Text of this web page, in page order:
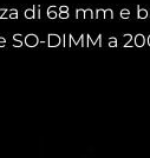
di 68 mm e
DIMM a
con SoM
costo come il